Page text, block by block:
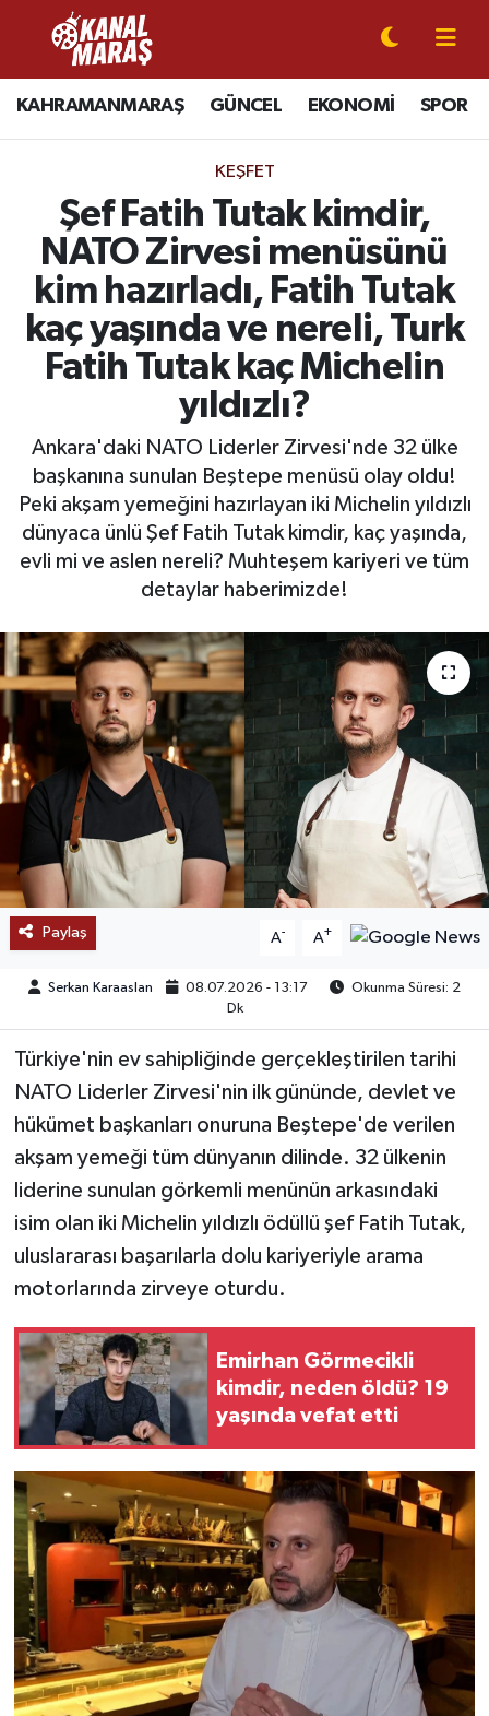
KAHRAMANMARAŞ GÜNCEL EKONOMİ SPOR
KEŞFET
Şef Fatih Tutak kimdir,
NATO Zirvesi menüsünü
kim hazırladı, Fatih Tutak
kaç yaşında ve nereli, Turk
Fatih Tutak kaç Michelin
yıldızlı?
Ankara'daki NATO Liderler Zirvesi'nde 32 ülke
başkanına sunulan Beştepe menüsü olay oldu!
Peki akşam yemeğini hazırlayan iki Michelin yıldızlı
dünyaca ünlü Şef Fatih Tutak kimdir, kaç yaşında,
evli mi ve aslen nereli? Muhteşem kariyeri ve tüm
detaylar haberimizde!
Paylaş A- A+
Serkan Karaaslan 08.07.2026 - 13:17
Okunma Süresi: 2
Dk
Türkiye'nin ev sahipliğinde gerçekleştirilen tarihi
NATO Liderler Zirvesi'nin ilk gününde, devlet ve
hükümet başkanları onuruna Beştepe'de verilen
akşam yemeği tüm dünyanın dilinde. 32 ülkenin
liderine sunulan görkemli menünün arkasındaki
isim olan iki Michelin yıldızlı ödüllü şef Fatih Tutak,
uluslararası başarılarla dolu kariyeriyle arama
motorlarında zirveye oturdu.
Emirhan Görmecikli
kimdir, neden öldü? 19
yaşında vefat etti
CANLI YAYIN
KAHRAMANMARAŞ
SPOR
SİYASET
EKONOMİ
MAGAZİN
SAĞLIK
BÖLGE
KEŞFET
POPÜLER
DÜNYA
TREND
MEDYA
TEKNOLOJİ
YAŞAM
KÜLTÜR SANAT
Kahramanmaraş Nöbetçi Eczaneler
Kahramanmaraş Hava Durumu
Kahramanmaraş Namaz Vakitleri
Kahramanmaraş Trafik Yoğunluk Haritası
Süper Lig Puan Durumu ve Fikstür
Tüm Manşetler
Son Dakika Haberleri
Haber Arşivi